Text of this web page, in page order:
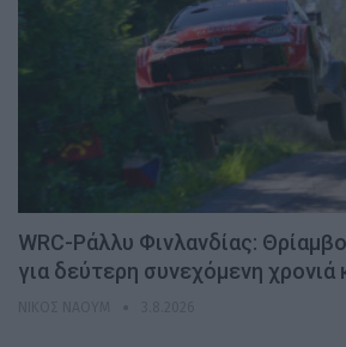
WRC-Ράλλυ Φινλανδίας:
για δεύτερη συνεχόμενη χρονιά